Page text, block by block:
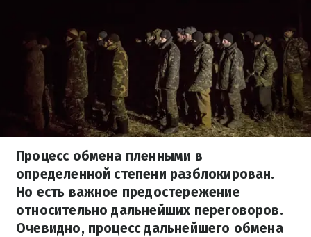
Процесс обмена пленными в
определенной степени разблокирован.
Но есть важное предостережение
относительно дальнейших переговоров.
Очевидно, процесс дальнейшего обмена